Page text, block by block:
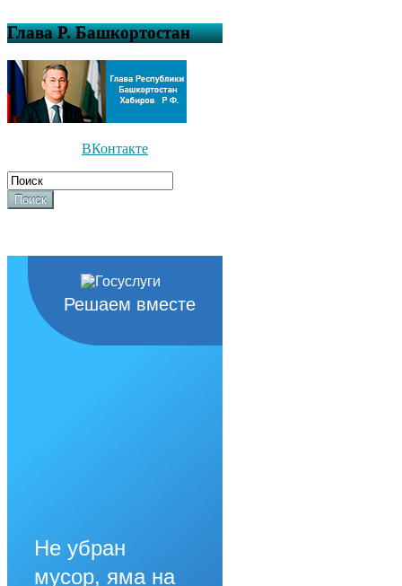
Глава Р. Башкортостан
ВКонтакте
Поиск
Решаем вместе
Не убран
мусор, яма на